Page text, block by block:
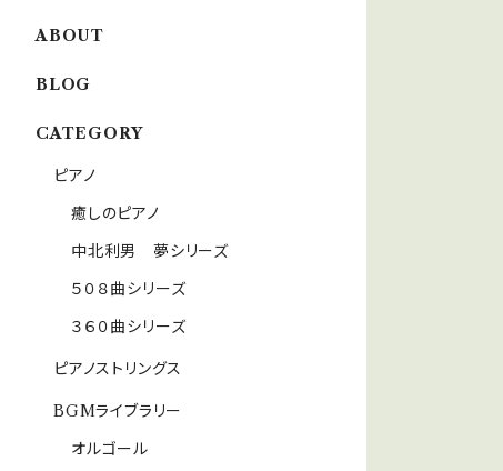
ABOUT
BLOG
CATEGORY
ピアノ
癒しのピアノ
中北利男 夢シリーズ
５０８曲シリーズ
３６０曲シリーズ
ピアノストリングス
BGMライブラリー
オルゴール